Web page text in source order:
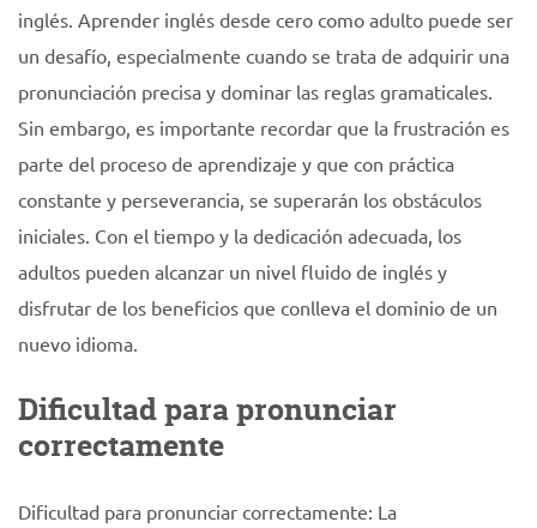
inglés. Aprender inglés desde cero como adulto puede ser
un desafío, especialmente cuando se trata de adquirir una
pronunciación precisa y dominar las reglas gramaticales.
Sin embargo, es importante recordar que la frustración es
parte del proceso de aprendizaje y que con práctica
constante y perseverancia, se superarán los obstáculos
iniciales. Con el tiempo y la dedicación adecuada, los
adultos pueden alcanzar un nivel fluido de inglés y
disfrutar de los beneficios que conlleva el dominio de un
nuevo idioma.
Dificultad para pronunciar
correctamente
Dificultad para pronunciar correctamente: La